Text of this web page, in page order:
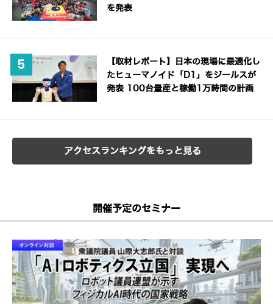
を発表
【取材レポート】日本の現場に最適化し
たヒューマノイド「D1」をジールスが
発表 100台量産と稼働1万時間の計画
アクセスランキングをもっと見る
開催予定のセミナー